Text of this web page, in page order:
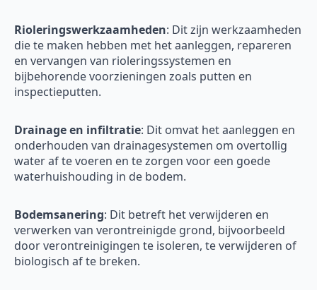
Rioleringswerkzaamheden: Dit zijn werkzaamheden
die te maken hebben met het aanleggen, repareren
en vervangen van rioleringssystemen en
bijbehorende voorzieningen zoals putten en
inspectieputten.
Drainage en infiltratie: Dit omvat het aanleggen en
onderhouden van drainagesystemen om overtollig
water af te voeren en te zorgen voor een goede
waterhuishouding in de bodem.
Bodemsanering: Dit betreft het verwijderen en
verwerken van verontreinigde grond, bijvoorbeeld
door verontreinigingen te isoleren, te verwijderen of
biologisch af te breken.